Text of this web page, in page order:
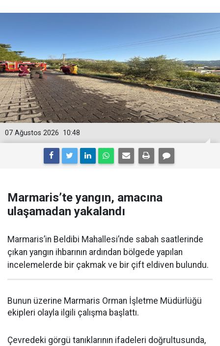
10:48
07 Ağustos 2026
Marmaris’te yangın, amacına
ulaşamadan yakalandı
Marmaris’in Beldibi Mahallesi’nde sabah saatlerinde
çıkan yangın ihbarının ardından bölgede yapılan
incelemelerde bir çakmak ve bir çift eldiven bulundu.
Bunun üzerine Marmaris Orman İşletme Müdürlüğü
ekipleri olayla ilgili çalışma başlattı.
Çevredeki görgü tanıklarının ifadeleri doğrultusunda,